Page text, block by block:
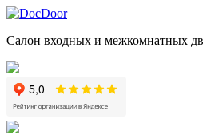
Салон входных и межкомнатных